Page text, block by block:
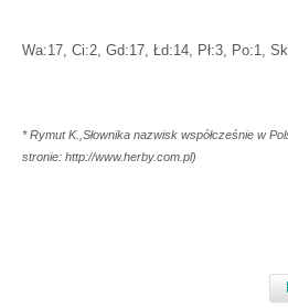
Wa:17, Ci:2, Gd:17, Łd:14, Pł:3, Po:1,
* Rymut K.,Słownika nazwisk współcześnie w
stronie: http://www.herby.com.pl)